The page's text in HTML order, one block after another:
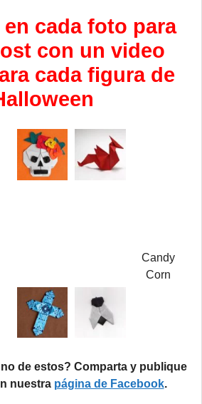
cada foto para
con un video
cada figura de
Candy
Corn
de estos? Comparta y publique
nuestra página de Facebook.